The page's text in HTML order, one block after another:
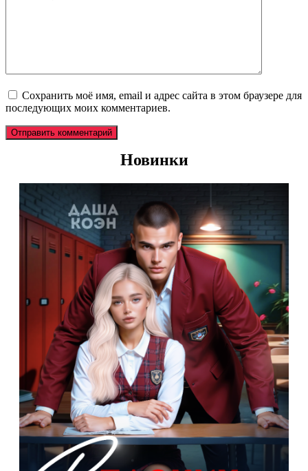
Сохранить моё имя, email и адрес сайта в этом браузере для
последующих моих комментариев.
Новинки